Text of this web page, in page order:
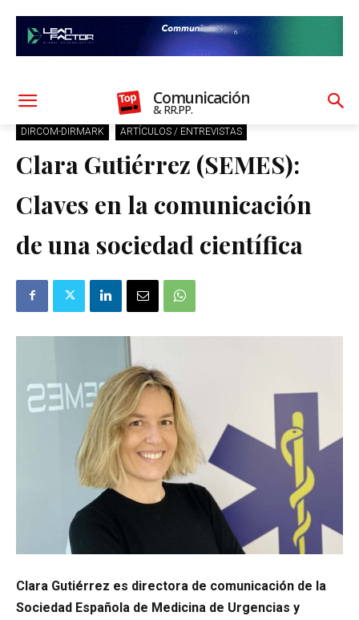
Comunicación
& RR.PP.
DIRCOM-DIRMARK ARTÍCULOS / ENTREVISTAS
Clara Gutiérrez (SEMES):
Claves en la comunicación
de una sociedad científica
Clara Gutiérrez es directora de comunicación de la
Sociedad Española de Medicina de Urgencias y